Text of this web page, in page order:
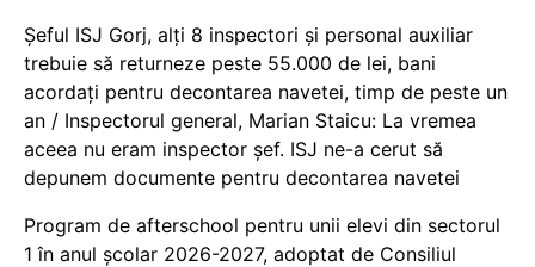
Șeful ISJ Gorj, alți 8 inspectori și personal auxiliar
trebuie să returneze peste 55.000 de lei, bani
acordați pentru decontarea navetei, timp de peste un
an / Inspectorul general, Marian Staicu: La vremea
aceea nu eram inspector șef. ISJ ne-a cerut să
depunem documente pentru decontarea navetei
Program de afterschool pentru unii elevi din sectorul
1 în anul școlar 2026-2027, adoptat de Consiliul